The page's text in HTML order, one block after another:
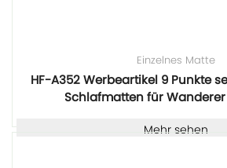
Einzelnes Matte
HF-A352 Werbeartikel 9 Punkte
Schlafmatten für
Mehr sehen